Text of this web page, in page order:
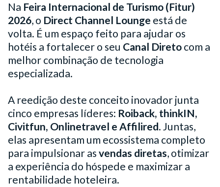
Na Feira Internacional de Turismo (Fitur)
2026, o Direct Channel Lounge está de
volta. É um espaço feito para ajudar os
hotéis a fortalecer o seu Canal Diretocom a
melhor combinação de tecnologia
especializada.
A reedição deste conceito inovador junta
cinco empresas líderes: Roiback, thinkIN,
Civitfun, Onlinetravel e Affilired. Juntas,
elas apresentam um ecossistema completo
para impulsionar asvendas diretas, otimizar
a experiência do hóspede e maximizar a
rentabilidade hoteleira.